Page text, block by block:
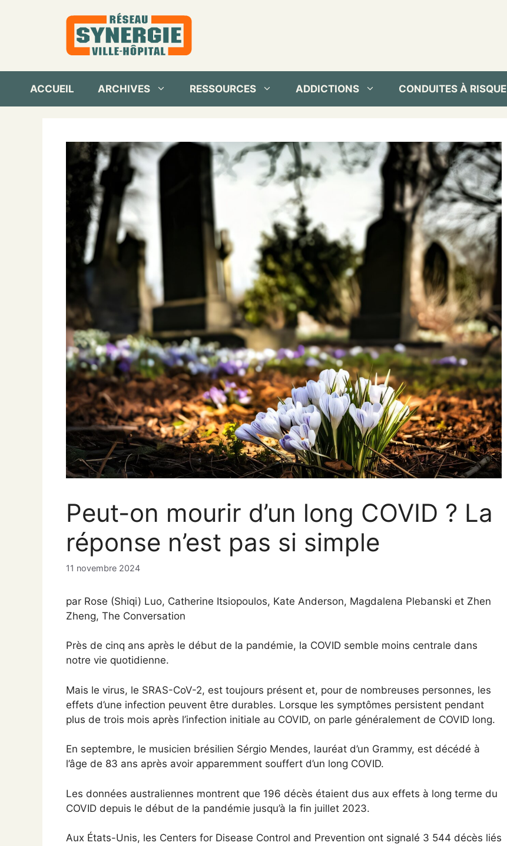
ACCUEIL ARCHIVES RESSOURCES ADDICTIONS CONDUITES À RISQUE
Peut-on mourir d’un long COVID ? La
réponse n’est pas si simple
11 novembre 2024
par Rose (Shiqi) Luo, Catherine Itsiopoulos, Kate Anderson, Magdalena Plebanski et Zhen
Zheng, The Conversation
Près de cinq ans après le début de la pandémie, la COVID semble moins centrale dans
notre vie quotidienne.
Mais le virus, le SRAS-CoV-2, est toujours présent et, pour de nombreuses personnes, les
effets d’une infection peuvent être durables. Lorsque les symptômes persistent pendant
plus de trois mois après l’infection initiale au COVID, on parle généralement de COVID long.
En septembre, le musicien brésilien Sérgio Mendes, lauréat d’un Grammy, est décédé à
l’âge de 83 ans après avoir apparemment souffert d’un long COVID.
Les données australiennes montrent que 196 décès étaient dus aux effets à long terme du
COVID depuis le début de la pandémie jusqu’à la fin juillet 2023.
Aux États-Unis, les Centers for Disease Control and Prevention ont signalé 3 544 décès liés